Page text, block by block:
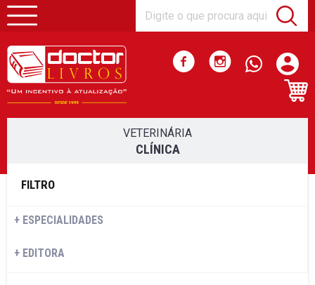
VETERINÁRIA
CLÍNICA
FILTRO
ESPECIALIDADES
EDITORA